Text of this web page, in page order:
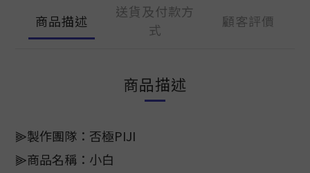
商品描述
送貨及付款方
式
顧客評價
商品描述
⫸製作團隊：否極PIJI
⫸商品名稱：小白